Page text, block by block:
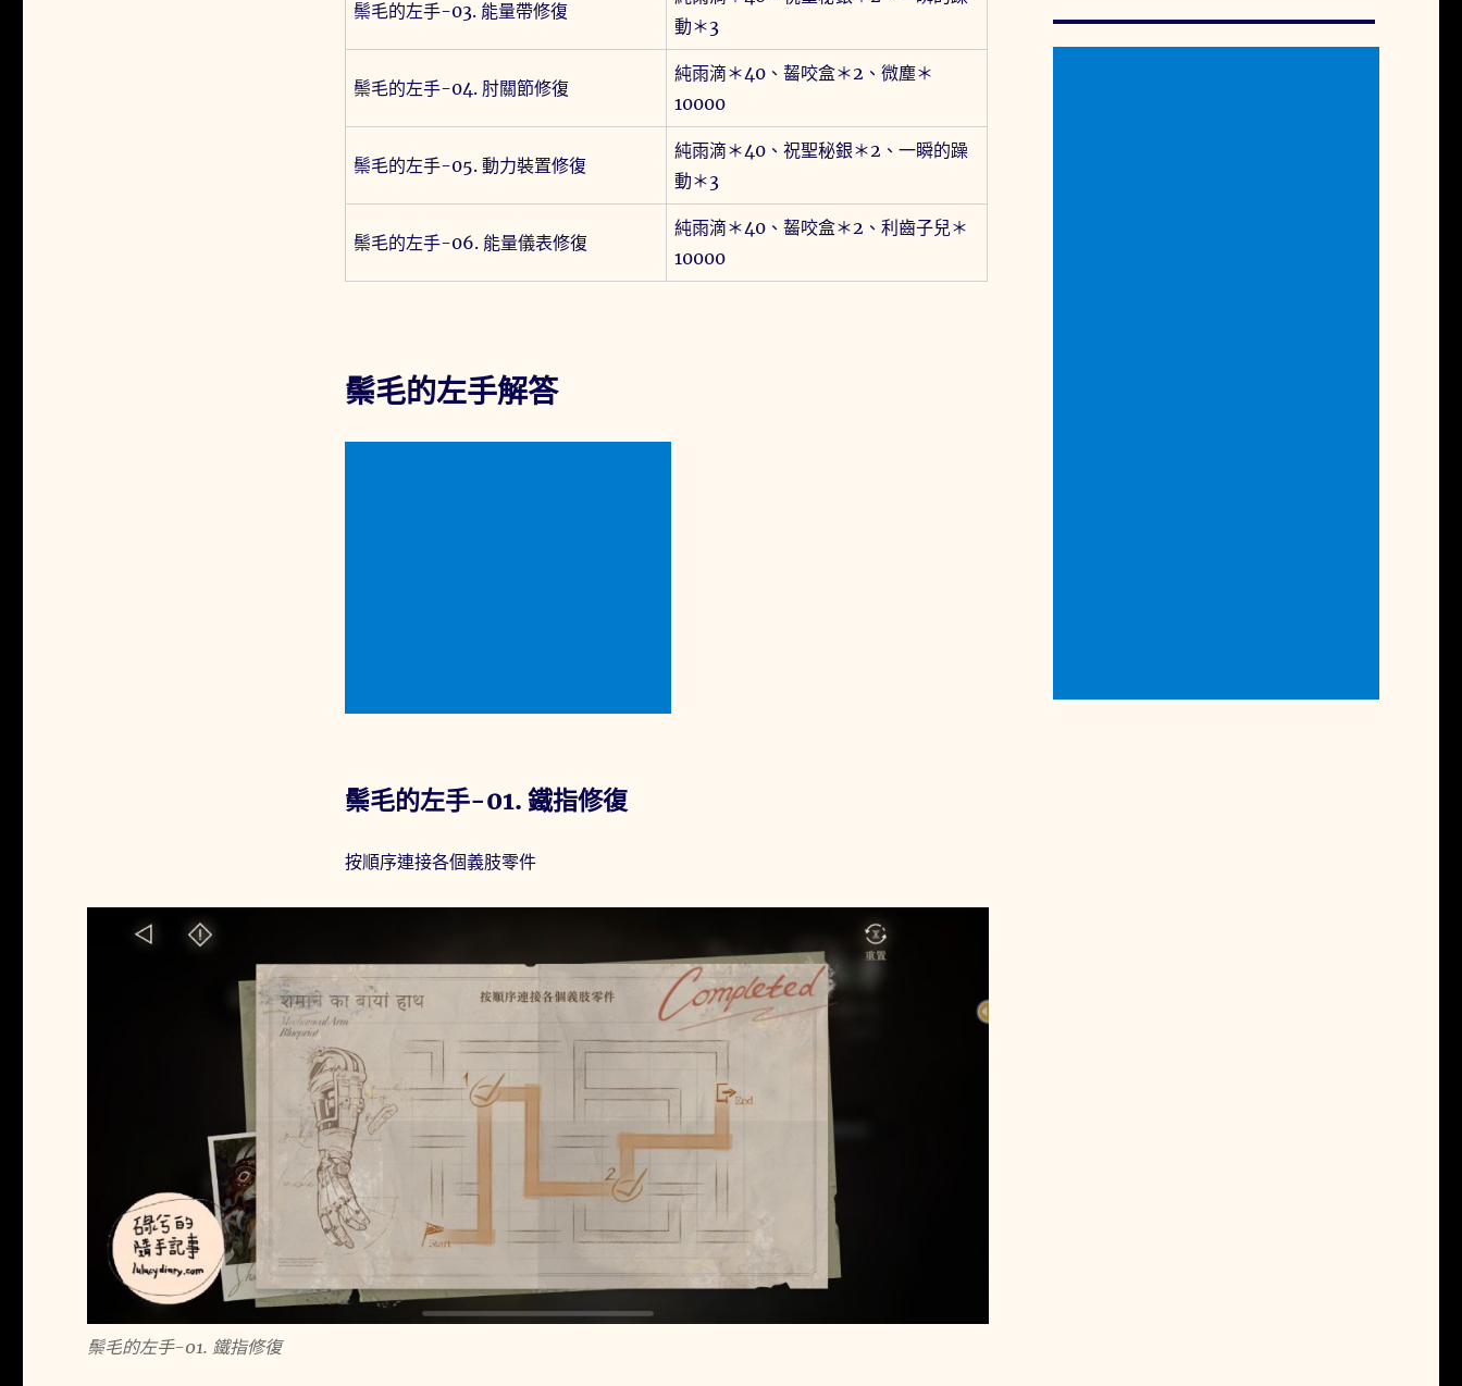
鬃毛的左手-03. 能量帶修復
動＊3
鬃毛的左手-04. 肘關節修復
純雨滴＊40、齧咬盒＊2、微塵＊
10000
鬃毛的左手-05. 動力裝置修復
純雨滴＊40、祝聖秘銀＊2、一瞬的躁
動＊3
鬃毛的左手-06. 能量儀表修復
純雨滴＊40、齧咬盒＊2、利齒子兒＊
10000
鬃毛的左手解答
鬃毛的左手-01. 鐵指修復
按順序連接各個義肢零件
鬃毛的左手-01. 鐵指修復